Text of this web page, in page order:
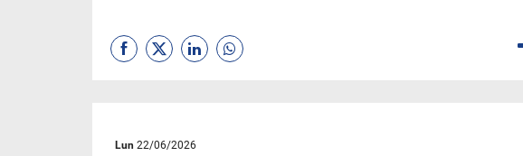
Lun 22/06/2026